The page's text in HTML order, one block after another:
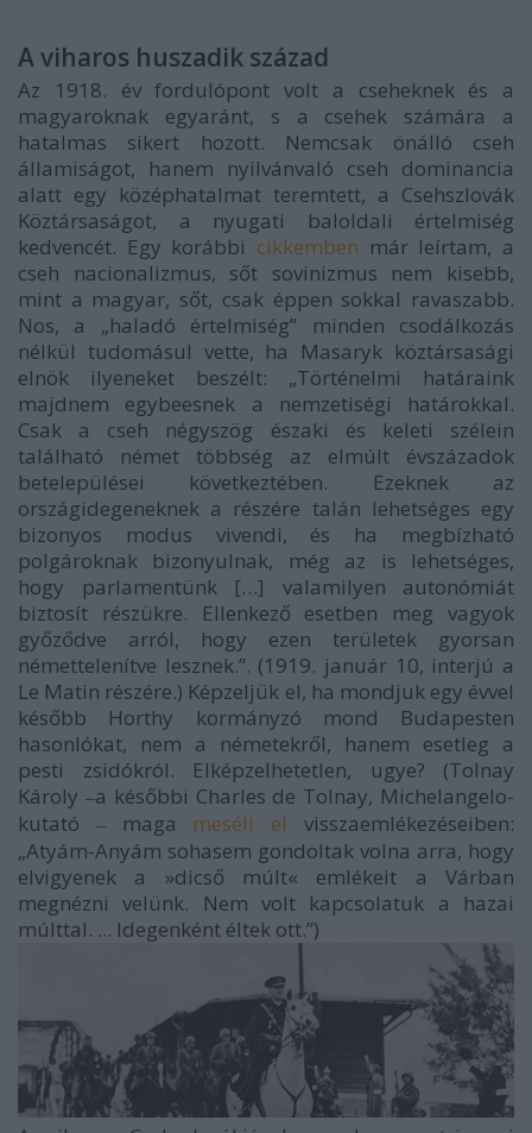
A viharos huszadik század
Az 1918. év fordulópont volt a cseheknek és a
magyaroknak egyaránt, s a csehek számára a
hatalmas sikert hozott. Nemcsak önálló cseh
államiságot, hanem nyilvánvaló cseh dominancia
alatt egy középhatalmat teremtett, a Csehszlovák
Köztársaságot, a nyugati baloldali értelmiség
kedvencét. Egy korábbi cikkemben már leírtam, a
cseh nacionalizmus, sőt sovinizmus nem kisebb,
mint a magyar, sőt, csak éppen sokkal ravaszabb.
Nos, a „haladó értelmiség” minden csodálkozás
nélkül tudomásul vette, ha Masaryk köztársasági
elnök ilyeneket beszélt: „Történelmi határaink
majdnem egybeesnek a nemzetiségi határokkal.
Csak a cseh négyszög északi és keleti szélein
található német többség az elmúlt évszázadok
betelepülései következtében. Ezeknek az
országidegeneknek a részére talán lehetséges egy
bizonyos modus vivendi, és ha megbízható
polgároknak bizonyulnak, még az is lehetséges,
hogy parlamentünk […] valamilyen autonómiát
biztosít részükre. Ellenkező esetben meg vagyok
győződve arról, hogy ezen területek gyorsan
némettelenítve lesznek.”. (1919. január 10, interjú a
Le Matin részére.) Képzeljük el, ha mondjuk egy évvel
később Horthy kormányzó mond Budapesten
hasonlókat, nem a németekről, hanem esetleg a
pesti zsidókról. Elképzelhetetlen, ugye? (Tolnay
Károly –a későbbi Charles de Tolnay, Michelangelo-
kutató
–maga meséli el visszaemlékezéseiben:
„Atyám-Anyám sohasem gondoltak volna arra, hogy
elvigyenek a »dicső múlt« emlékeit a Várban
megnézni velünk. Nem volt kapcsolatuk a hazai
múlttal. ... Idegenként éltek ott.”)